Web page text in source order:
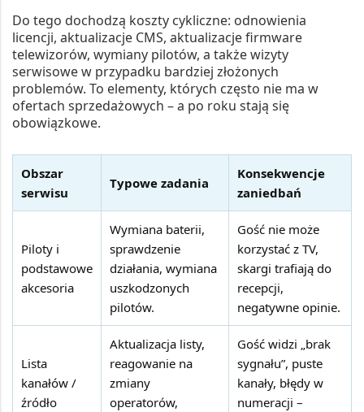
Do tego dochodzą koszty cykliczne: odnowienia
licencji, aktualizacje CMS, aktualizacje firmware
telewizorów, wymiany pilotów, a także wizyty
serwisowe w przypadku bardziej złożonych
problemów. To elementy, których często nie ma w
ofertach sprzedażowych – a po roku stają się
obowiązkowe.
Obszar
serwisu
Typowe zadania
Konsekwencje
zaniedbań
Piloty i
podstawowe
akcesoria
Wymiana baterii,
sprawdzenie
działania, wymiana
uszkodzonych
pilotów.
Gość nie może
korzystać z TV,
skargi trafiają do
recepcji,
negatywne opinie.
Lista
kanałów /
źródło
Aktualizacja listy,
reagowanie na
zmiany
operatorów,
Gość widzi „brak
sygnału”, puste
kanały, błędy w
numeracji –